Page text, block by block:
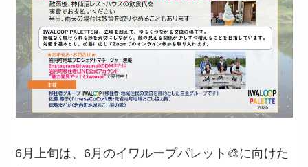
6月上旬は、6月のイワループパレット🎨に向けた